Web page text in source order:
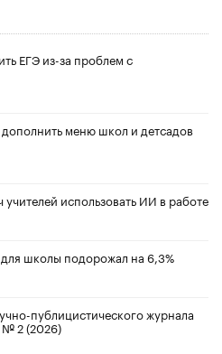
ЕГЭ из-за проблем с
меню школ и детсадов
использовать ИИ в работе
школы подорожал на 6,3%
публицистического журнала
№ 2 (2026)